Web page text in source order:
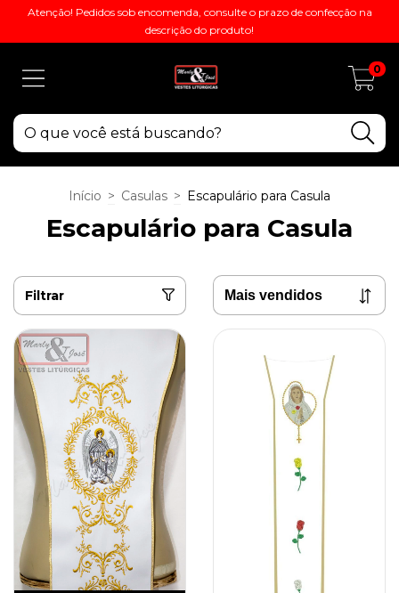
Atenção! Pedidos sob encomenda, consulte o prazo de confecção na
descrição do produto!
0
Início > Casulas > Escapulário para Casula
Escapulário para Casula
Filtrar